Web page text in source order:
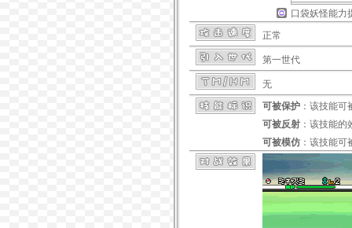
口袋妖怪能力
正常
第一世代
无
可被保护 ：该技能可
可被反射 ：该技能的
可被模仿 ：该技能可